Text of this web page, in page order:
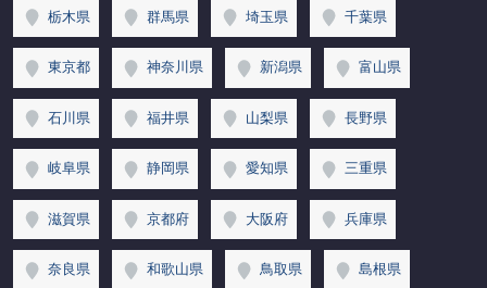
栃木県 群馬県 埼玉県 千葉県
東京都 神奈川県 新潟県 富山県
石川県 福井県 山梨県 長野県
岐阜県 静岡県 愛知県 三重県
滋賀県 京都府 大阪府 兵庫県
奈良県 和歌山県 鳥取県 島根県